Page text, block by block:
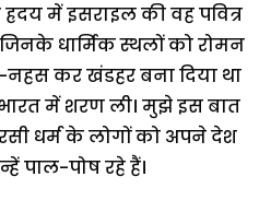
में इसराइल की वह पवित्र
धार्मिक स्थलों को रोमन
कर खंडहर बना दिया था
में शरण ली। मुझे इस बात
धर्म के लोगों को अपने देश
पाल-पोष रहे हैं।